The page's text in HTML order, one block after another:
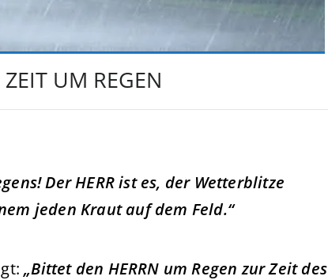
UM REGEN
Der HERR ist es, der Wetterblitze
jeden Kraut auf dem Feld.“
„Bittet den HERRN um Regen zur Zeit des